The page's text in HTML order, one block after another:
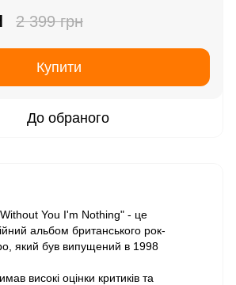
2 399 грн
Купити
До обраного
You I'm Nothing" - це
альбом британського рок-
який був випущений в 1998
високі оцінки критиків та